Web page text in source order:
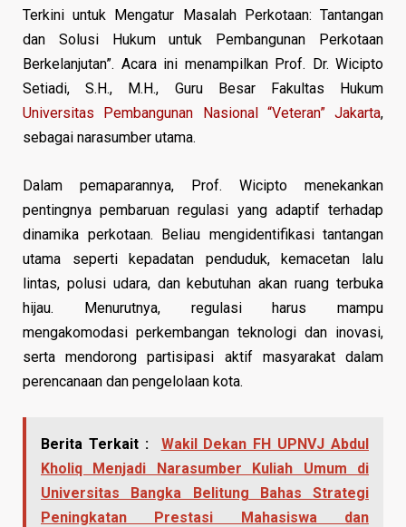
Terkini untuk Mengatur Masalah Perkotaan: Tantangan
dan Solusi Hukum untuk Pembangunan Perkotaan
Berkelanjutan”. Acara ini menampilkan Prof. Dr. Wicipto
Setiadi, S.H., M.H., Guru Besar Fakultas Hukum
Universitas Pembangunan Nasional “Veteran” Jakarta,
sebagai narasumber utama.
Dalam pemaparannya, Prof. Wicipto menekankan
pentingnya pembaruan regulasi yang adaptif terhadap
dinamika perkotaan. Beliau mengidentifikasi tantangan
utama seperti kepadatan penduduk, kemacetan lalu
lintas, polusi udara, dan kebutuhan akan ruang terbuka
hijau. Menurutnya, regulasi harus mampu
mengakomodasi perkembangan teknologi dan inovasi,
serta mendorong partisipasi aktif masyarakat dalam
perencanaan dan pengelolaan kota.
Berita Terkait :
Wakil Dekan FH UPNVJ Abdul
Kholiq Menjadi Narasumber Kuliah Umum di
Universitas Bangka Belitung Bahas Strategi
Peningkatan Prestasi Mahasiswa dan